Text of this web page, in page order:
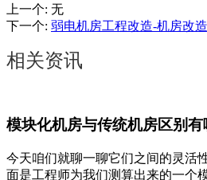
上一个: 无
下一个: 弱电机房工程改造-机房改
相关资讯
模块化机房与传统机房区别有
今天咱们就聊一聊它们之间的灵活
面是工程师为我们测算出来的一个